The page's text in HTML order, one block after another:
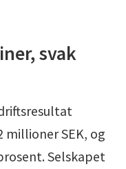
svak
millioner SEK, og
Selskapet